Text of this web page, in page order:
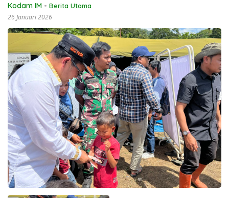
Kodam IM - Berita Utama
26 Januari 2026